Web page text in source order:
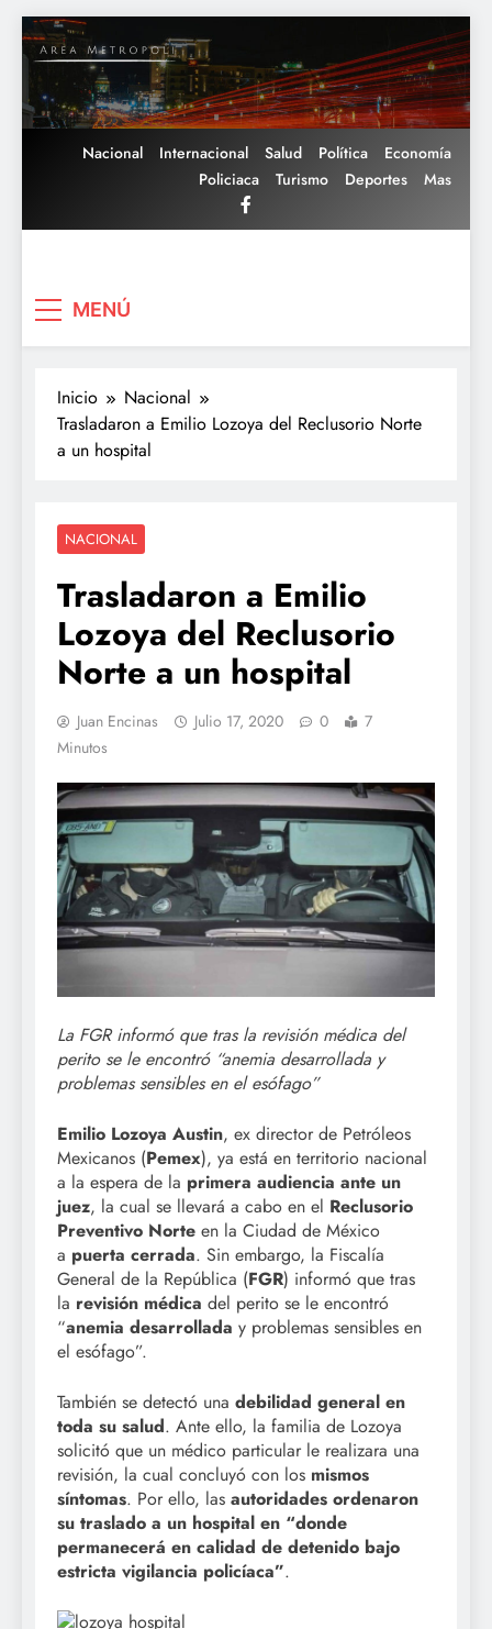
Saltar
al
contenido
Nacional Internacional Salud Política
Economía
Policiaca
Turismo Deportes Mas
MENÚ
Inicio
Nacional
Trasladaron a Emilio Lozoya del Reclusorio Norte
a un hospital
NACIONAL
Trasladaron a Emilio
Lozoya del Reclusorio
Norte a un hospital
Juan Encinas Julio 17, 2020 0
7
Minutos
La FGR informó que tras la revisión médica del
perito se le encontró “anemia desarrollada y
problemas sensibles en el esófago”
Emilio Lozoya Austin, ex director de Petróleos
Mexicanos (Pemex), ya está en territorio nacional
a la espera de la primera audiencia ante un
juez, la cual se llevará a cabo en el Reclusorio
Preventivo Norte en la Ciudad de México
a puerta cerrada. Sin embargo, la Fiscalía
General de la República (FGR) informó que tras
la revisión médica del perito se le encontró
“anemia desarrollada y problemas sensibles en
el esófago”.
También se detectó una debilidad general en
toda su salud. Ante ello, la familia de Lozoya
solicitó que un médico particular le realizara una
revisión, la cual concluyó con los mismos
síntomas. Por ello, las autoridades ordenaron
su traslado a un hospital en “donde
permanecerá en calidad de detenido bajo
estricta vigilancia policíaca”.